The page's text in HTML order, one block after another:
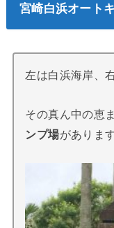
宮崎白浜オート
左は白浜海岸、
その真ん中の恵
ンプ場があります